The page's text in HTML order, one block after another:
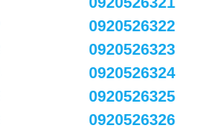
0920526322
0920526323
0920526324
0920526325
0920526326